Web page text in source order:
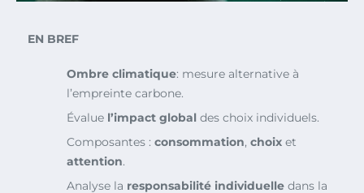
EN BREF
Ombre climatique: mesure alternative à
l’empreinte carbone.
Évalue l’impact global des choix individuels.
Composantes : consommation, choix et
attention.
Analyse la responsabilité individuelle dans la